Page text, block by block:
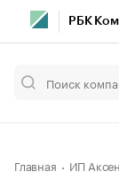
РБК
Главная ИП